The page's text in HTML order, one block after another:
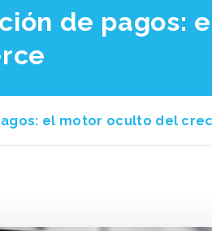
de pagos:
el motor oculto del